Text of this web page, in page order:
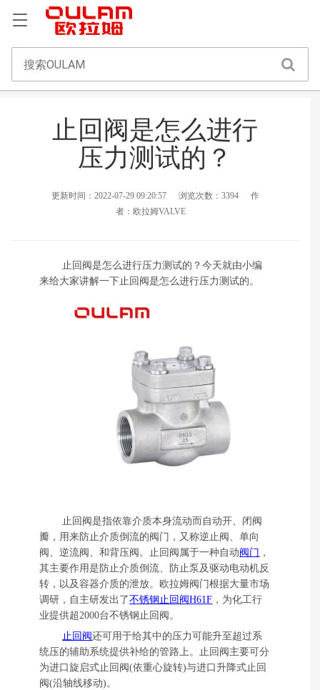
止回阀是怎么进行
压力测试的？
更新时间：2022-07-29 09:20:57 浏览次数：3394
作
者：欧拉姆VALVE
止回阀是怎么进行压力测试的？今天就由小编
来给大家讲解一下止回阀是怎么进行压力测试的。
止回阀是指依靠介质本身流动而自动开、闭阀
瓣，用来防止介质倒流的阀门，又称逆止阀、单向
阀、逆流阀、和背压阀。止回阀属于一种自动阀门 ，
其主要作用是防止介质倒流、防止泵及驱动电动机反
转，以及容器介质的泄放。欧拉姆阀门根据大量市场
调研，自主研发出了不锈钢止回阀H61F ，为化工行
业提供超2000台不锈钢止回阀。
止回阀还可用于给其中的压力可能升至超过系
统压的辅助系统提供补给的管路上。止回阀主要可分
为进口旋启式止回阀(依重心旋转)与进口升降式止回
阀(沿轴线移动)。